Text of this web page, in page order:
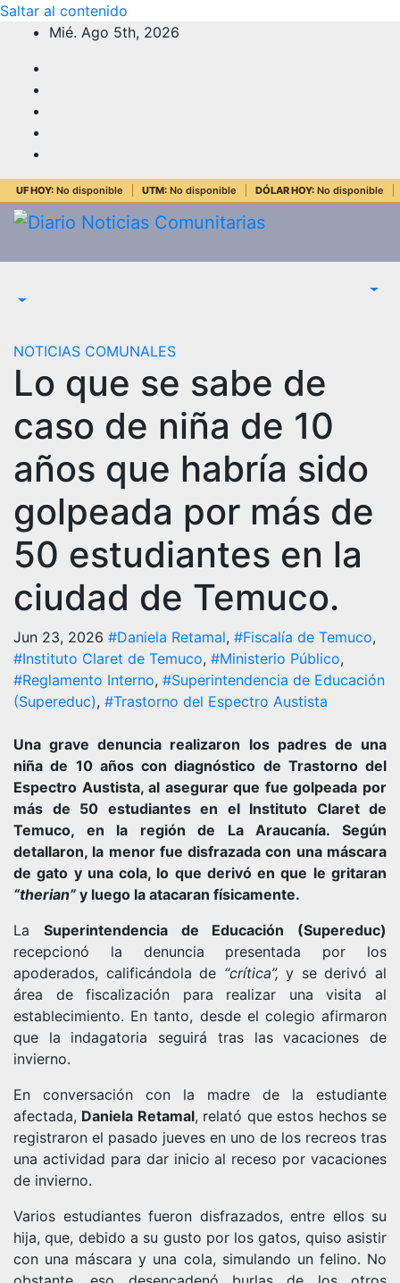
Saltar al contenido
Mié. Ago 5th, 2026
UF HOY: No disponible UTM: No disponible DÓLAR HOY: No disponible
NOTICIAS COMUNALES
Lo que se sabe de
caso de niña de 10
años que habría sido
golpeada por más de
50 estudiantes en la
ciudad de Temuco.
Jun 23, 2026 #Daniela Retamal, #Fiscalía de Temuco,
#Instituto Claret de Temuco, #Ministerio Público,
#Reglamento Interno, #Superintendencia de Educación
(Supereduc), #Trastorno del Espectro Austista
Una grave denuncia realizaron los padres de una
niña de 10 años con diagnóstico de Trastorno del
Espectro Austista, al asegurar que fue golpeada por
más de 50 estudiantes en el Instituto Claret de
Temuco, en la región de La Araucanía. Según
detallaron, la menor fue disfrazada con una máscara
de gato y una cola, lo que derivó en que le gritaran
“therian” y luego la atacaran físicamente.
La Superintendencia de Educación (Supereduc)
recepcionó la denuncia presentada por los
apoderados, calificándola de “crítica”, y se derivó al
área de fiscalización para realizar una visita al
establecimiento. En tanto, desde el colegio afirmaron
que la indagatoria seguirá tras las vacaciones de
invierno.
En conversación con la madre de la estudiante
afectada, Daniela Retamal, relató que estos hechos se
registraron el pasado jueves en uno de los recreos tras
una actividad para dar inicio al receso por vacaciones
de invierno.
Varios estudiantes fueron disfrazados, entre ellos su
hija, que, debido a su gusto por los gatos, quiso asistir
con una máscara y una cola, simulando un felino. No